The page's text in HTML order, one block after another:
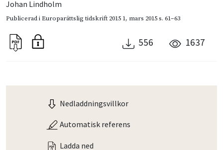
Johan Lindholm
Publicerad iEuroparättslig tidskrift 2015 1, mars 2015s. 61–63
556 1637
Nedladdningsvillkor
Automatisk referens
Ladda ned